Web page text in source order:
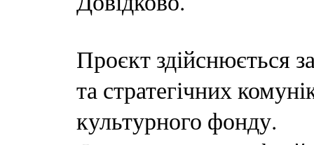
Проєкт здійснюється
та стратегічних
культурного фонду.